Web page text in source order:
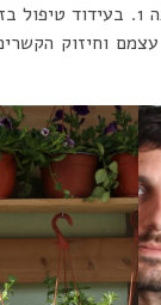
על כן כמטבע עובר לסחור הלירה לא צלחה
בין התושבים לבין